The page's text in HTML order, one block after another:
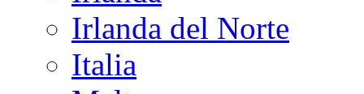
Irlanda del Norte
Italia